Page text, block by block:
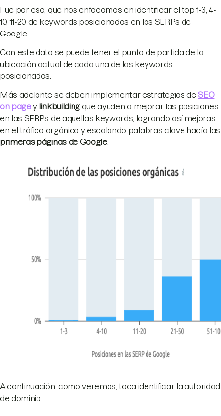
Fue por eso, que nos enfocamos en identificar el top 1-3, 4-
10, 11-20 de keywords posicionadas en las SERPs de
Google.
Con este dato se puede tener el punto de partida de la
ubicación actual de cada una de las keywords
posicionadas.
Más adelante se deben implementar estrategias de SEO
on pagey linkbuildingque ayuden a mejorar las posiciones
en las SERPs de aquellas keywords, logrando así mejoras
en el tráfico orgánico y escalando palabras clave hacía las
primeras páginas de Google.
A continuación, como veremos, toca identificar la autoridad
de dominio.